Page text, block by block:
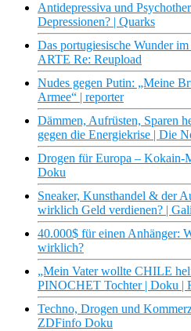
Antidepressiva und
Depressionen? | Quarks
Das portugiesische Wunder
ARTE Re: Reupload
Nudes gegen Putin: „Meine
Armee“ | reporter
Dämmen, Aufrüsten, Sparen
gegen die Energiekrise | Die
Drogen für Europa – Kokain-
Doku
Sneaker, Kunsthandel & der
wirklich Geld verdienen? |
40.000$ für einen Anhänger:
wirklich?
„Mein Vater wollte CHILE
PINOCHET Tochter | Doku |
Techno, Drogen und
ZDFinfo Doku